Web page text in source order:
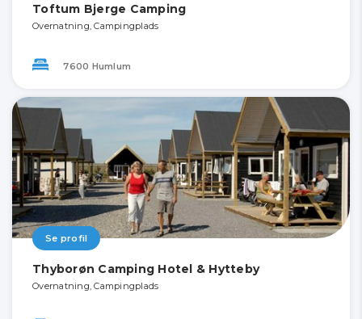
Toftum Bjerge Camping
Overnatning, Campingplads
7600 Humlum
Se profil
Thyborøn Camping Hotel & Hytteby
Overnatning, Campingplads